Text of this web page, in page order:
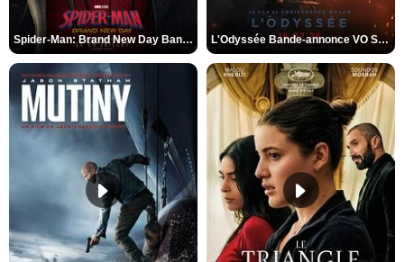
Spider-Man: Brand New Day Bande-annonce VO STFR L'Odyssée Bande-annonce VO STFR